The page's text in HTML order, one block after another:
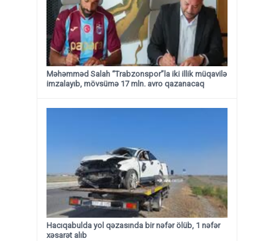
Məhəmməd Salah “Trabzonspor”la iki illik müqavilə
imzalayıb, mövsümə 17 mln. avro qazanacaq
Hacıqabulda yol qəzasında bir nəfər ölüb, 1 nəfər
xəsarət alıb